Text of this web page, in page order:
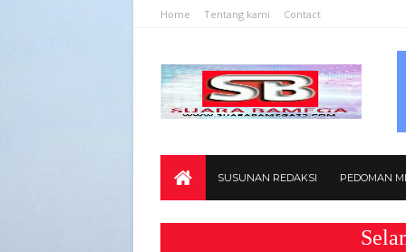
Home Tentang kami Contact
SUSUNAN REDAKSI PEDOMAN
Selamat